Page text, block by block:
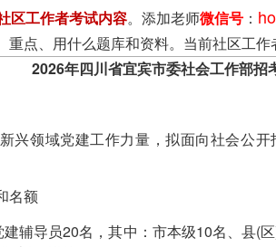
区工作者考试内容。添加老师微信号 ：
重点、用什么题库和资料。当前社区工
2026年四川省宜宾市委社会工作部招
兴领域党建工作力量，拟面向社会公开
名额
建辅导员20名，其中：市本级10名、县(